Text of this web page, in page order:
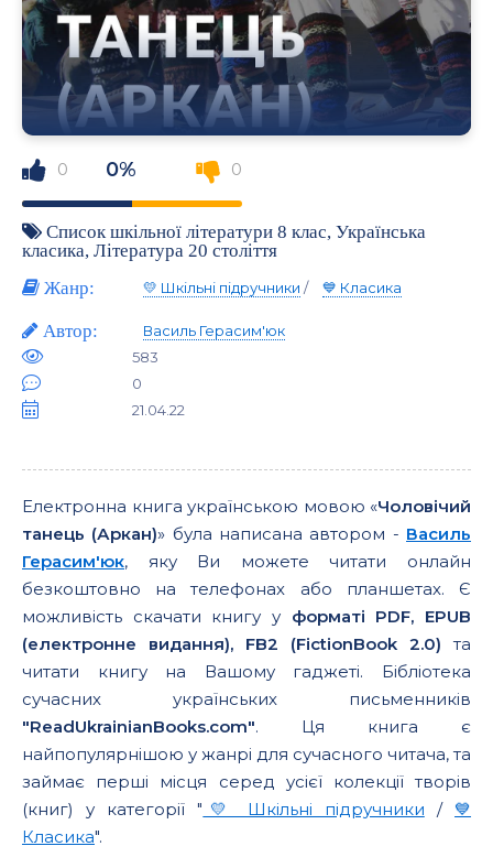
0 0% 0
Список шкільної літератури 8 клас Українська
класика
Література 20 століття
Жанр:
💛 Шкільні підручники / 💙 Класика
Автор:
Василь Герасим'юк
583
0
21.04.22
Електронна книга українською мовою «Чоловічий
танець (Аркан)» була написана автором - Василь
Герасим'юк, яку Ви можете читати онлайн
безкоштовно на телефонах або планшетах. Є
можливість скачати книгу у форматі PDF, EPUB
(електронне видання), FB2 (FictionBook 2.0) та
читати книгу на Вашому гаджеті. Бібліотека
сучасних українських письменників
"ReadUkrainianBooks.com". Ця книга є
найпопулярнішою у жанрі для сучасного читача, та
займає перші місця серед усієї колекції творів
(книг) у категорії " 💛 Шкільні підручники / 💙
Класика".